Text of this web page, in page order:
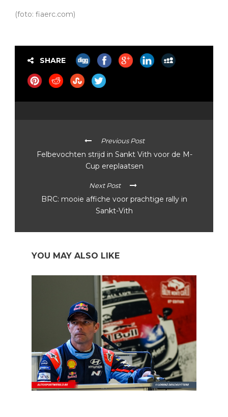
(foto: fiaerc.com)
SHARE
Previous Post
Felbevochten strijd in Sankt Vith voor de M-
Cup ereplaatsen
Next Post
BRC: mooie affiche voor prachtige rally in
Sankt-Vith
YOU MAY ALSO LIKE